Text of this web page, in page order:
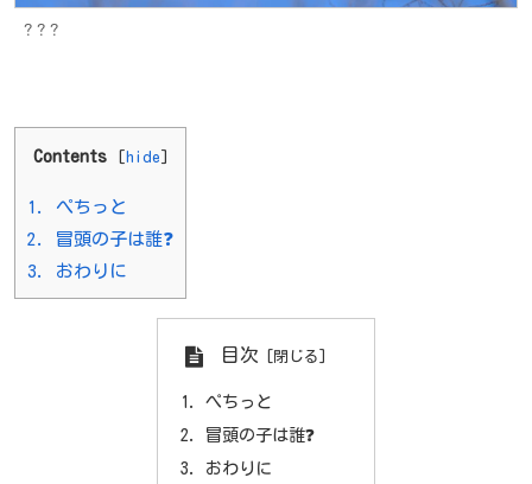
？？？
Contents [ hide ]
1.
ぺちっと
2.
冒頭の子は誰❓
3.
おわりに
目次
ぺちっと
冒頭の子は誰❓
おわりに